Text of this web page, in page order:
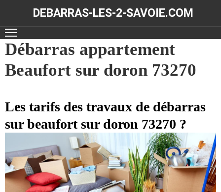
DEBARRAS-LES-2-SAVOIE.COM
ACCUEIL
DÉBARRAS
RÉALISATIONS
CONTACT
Débarras appartement
Beaufort sur doron 73270
Les tarifs des travaux de débarras
sur beaufort sur doron 73270 ?